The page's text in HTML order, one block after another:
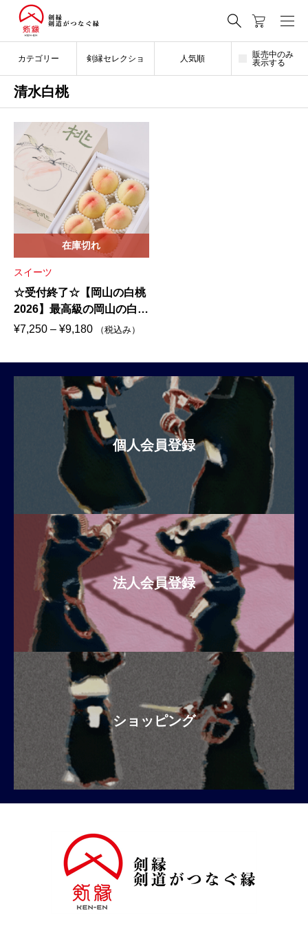
カテゴリー 剣縁セレクショ 人気順
販売中のみ
表示する
清水白桃
スイーツ
☆受付終了☆【岡山の白桃
2026】最高級の岡山の白桃
７月上旬から8月上旬頃に
¥7,250 – ¥9,180価
帯
:
¥
7
,
2
¥
9
1
8
0
（税込み）
在庫切れ
個人会員登録
法人会員登録
ショッピング